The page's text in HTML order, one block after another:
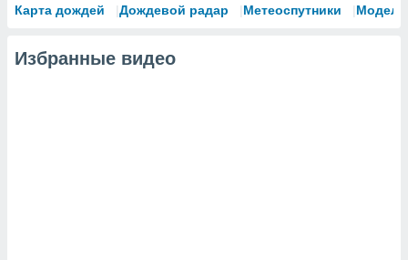
Карта дождей Дождевой радар Метеоспутники Модели
Избранные видео